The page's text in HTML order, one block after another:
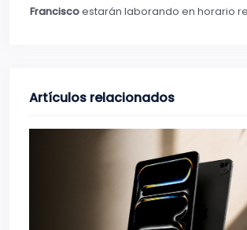
Franciscoestarán laborando en horario
Artículos relacionados